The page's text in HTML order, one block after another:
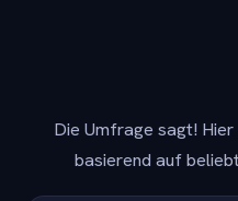
Die Umfrage sagt!
basierend auf